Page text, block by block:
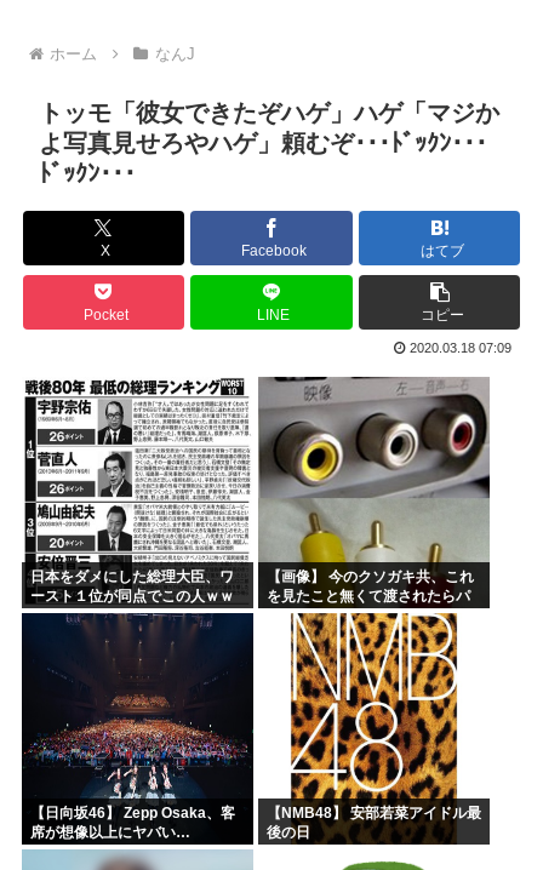
例のダンスアニメの作者、ヤバすぎる
高市早苗の消費税減税、93%が「賛成」www
ワイ小学生やけどアナログで絵描いたから見て
国家情報局のスパイ通報フォーム、マイクロソフト365だっ...
ハンターハンターのゴンっておるやん
ちいかわのモモンガ、逝きそう
韓国人「韓国に10年間の出場権剥奪や過去ワールドカップ、...
高市首相、出張マッサージへ
【画像】小池百合子×高市早苗
【高市】ゴラム(56歳)、女子中学生をナイフで脅し性的暴...
5ちゃんのどこでもいいけど、日本人の税金使って日本人批判...
海外「あるある！」日本を旅行した外国人が患う新たな症状「...
ホーム なんJ
トッモ「彼女できたぞハゲ」ハゲ「マジか
よ写真見せろやハゲ」頼むぞ･･･ﾄﾞｯｸﾝ･･･
ﾄﾞｯｸﾝ･･･
X Facebook はてブ
Pocket LINE コピー
2020.03.18 07:09
日本をダメにした総理大臣、ワ
ースト１位が同点でこの人ｗｗ
ｗｗｗｗ
【画像】 今のクソガキ共、これ
を見たこと無くて渡されたらパ
ニクるらしいｗｗｗｗｗｗｗｗ
ｗｗｗｗｗ
【日向坂46】 Zepp Osaka、客
席が想像以上にヤバい…
【NMB48】 安部若菜アイドル最
後の日